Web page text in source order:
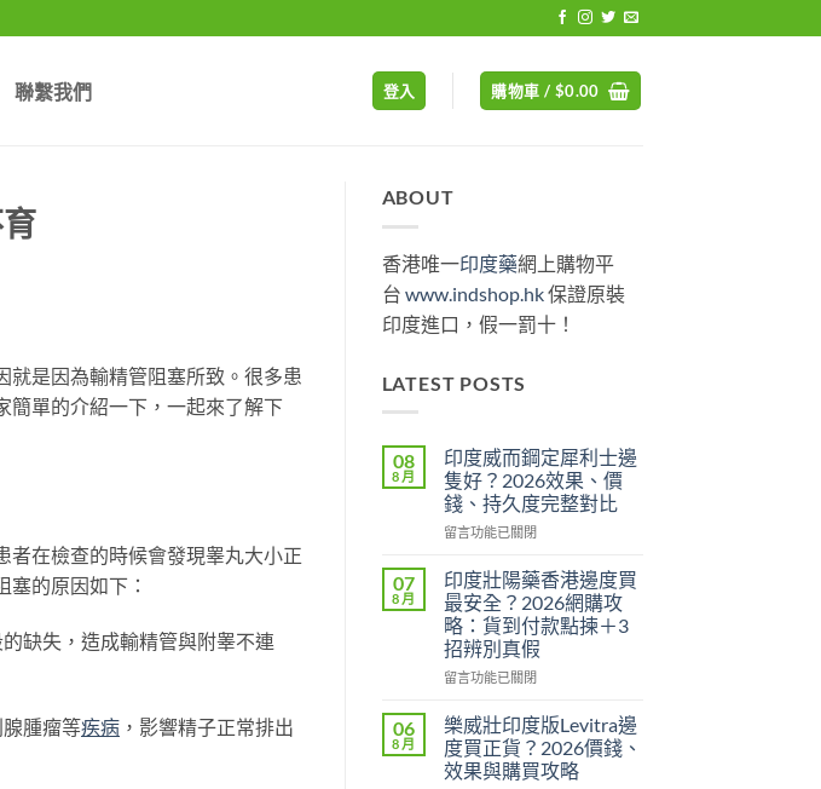
聯繫我們 登入 購物車 / $0.00
就是因為輸精管阻塞所致。很多患
簡單的介紹一下，一起來了解下
者在檢查的時候會發現睾丸大小正
的原因如下：
缺失，造成輸精管與附睾不連
腫瘤等疾病 ，影響精子正常排出
ABOUT
香港唯一印度藥網上購物平
台 www.indshop.hk保證原裝
印度進口，假一罰十！
LATEST POSTS
08
8 月
印度威而鋼定犀利士邊
隻好？2026效果、價
錢、持久度完整對比
在
度
威
而
鋼
定
犀
士
邊
隻
好？
留言功能已關閉
07
8 月
印度壯陽藥香港邊度買
最安全？2026網購攻
略：貨到付款點揀＋3
招辨別真假
在
度
壯
陽
藥
留言功能已關閉
06
8 月
樂威壯印度版Levitra邊
度買正貨？2026價錢、
效果與購買攻略